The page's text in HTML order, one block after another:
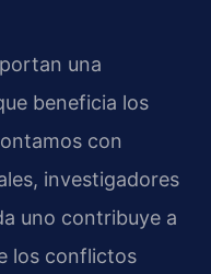
una
beneficia los
con
investigadores
uno contribuye a
los conflictos